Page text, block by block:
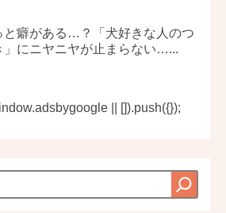
と癖がある…？「犬好きな人のつ
」にニヤニヤが止まらない…...
|| []).push({});